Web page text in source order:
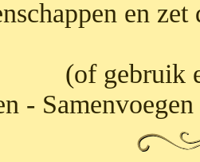
en
(of gebruik
-